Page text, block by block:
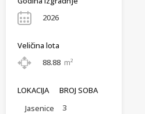
2026
Veličina lota
88.88 m²
LOKACIJA
Jasenice
BROJ SOBA
3